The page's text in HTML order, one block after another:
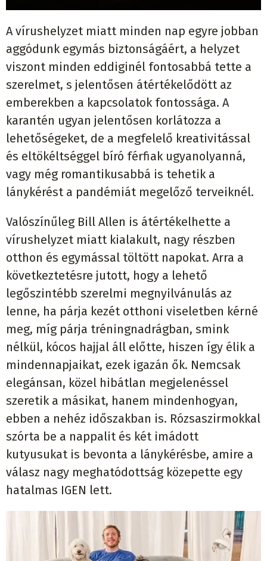
A vírushelyzet miatt minden nap egyre jobban
aggódunk egymás biztonságáért, a helyzet
viszont minden eddiginél fontosabbá tette a
szerelmet, s jelentősen átértékelődött az
emberekben a kapcsolatok fontossága. A
karantén ugyan jelentősen korlátozza a
lehetőségeket, de a megfelelő kreativitással
és eltökéltséggel bíró férfiak ugyanolyanná,
vagy még romantikusabbá is tehetik a
lánykérést a pandémiát megelőző terveiknél.
Valószínűleg Bill Allen is átértékelhette a
vírushelyzet miatt kialakult, nagy részben
otthon és egymással töltött napokat. Arra a
következtetésre jutott, hogy a lehető
legőszintébb szerelmi megnyilvánulás az
lenne, ha párja kezét otthoni viseletben kérné
meg, míg párja tréningnadrágban, smink
nélkül, kócos hajjal áll előtte, hiszen így élik a
mindennapjaikat, ezek igazán ők. Nemcsak
elegánsan, közel hibátlan megjelenéssel
szeretik a másikat, hanem mindenhogyan,
ebben a nehéz időszakban is. Rózsaszirmokkal
szórta be a nappalit és két imádott
kutyusukat is bevonta a lánykérésbe, amire a
válasz nagy meghatódottság közepette egy
hatalmas IGEN lett.